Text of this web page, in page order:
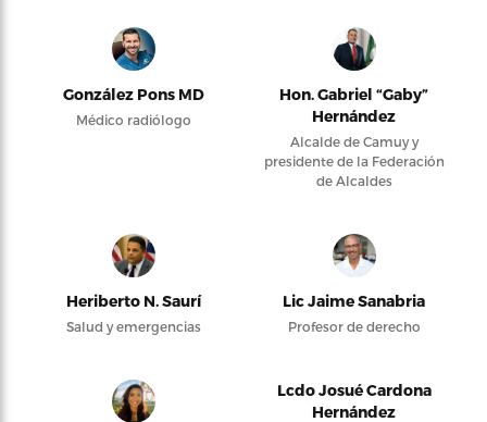
González Pons MD
Médico radiólogo
Hon. Gabriel “Gaby”
Hernández
Alcalde de Camuy y
presidente de la Federación
de Alcaldes
Heriberto N. Saurí
Salud y emergencias
Lic Jaime Sanabria
Profesor de derecho
Lcdo Josué Cardona
Hernández